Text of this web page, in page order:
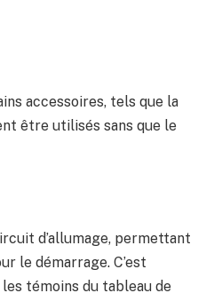
accessoires, tels que la
être utilisés sans que le
d’allumage, permettant
le démarrage. C’est
témoins du tableau de